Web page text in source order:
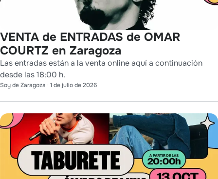
VENTA de ENTRADAS de OMAR
COURTZ en Zaragoza
Las entradas están a la venta online aquí a continuación
desde las 18:00 h.
Soy de Zaragoza · 1 de julio de 2026